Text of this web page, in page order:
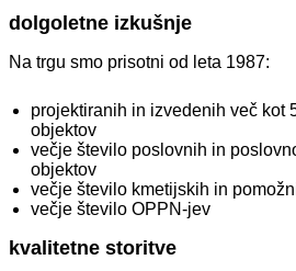
dolgoletne izkušnje
Na trgu smo prisotni od leta 1987:
projektiranih in izvedenih več kot
objektov
večje število poslovnih in
objektov
večje število kmetijskih in
večje število OPPN-jev
kvalitetne storitve